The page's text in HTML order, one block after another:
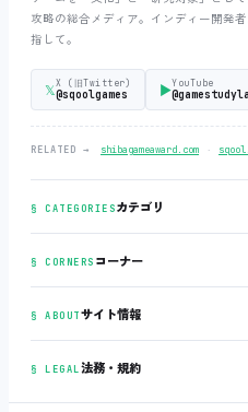
攻略の総合メディア。インディー開発
指して。
𝕏X (旧Twitter)
@sqoolgames ▶YouTube
RELATED → shibagameaward.com ‧
§ CATEGORIESカテゴリ
§ CORNERS コーナー
§ ABOUTサイト情報
§ LEGAL法務・規約